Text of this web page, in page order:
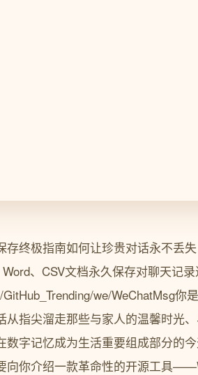
存终极指南如何让珍贵对话永不丢
、CSV文档永久保存对聊天记
we/WeChatMsg
从指尖溜走那些与家人的温馨时光
数字记忆成为生活重要组成部分的
向你介绍一款革命性的开源工具